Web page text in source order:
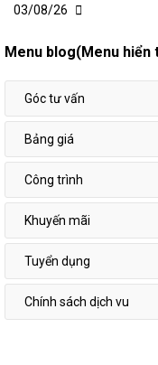
03/08/26
Menu blog(Menu hiển
Góc tư vấn
Bảng giá
Công trình
Khuyến mãi
Tuyển dụng
Chính sách dịch vu